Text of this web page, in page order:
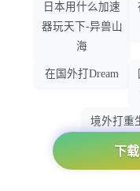
下
日本用什么加速
器玩天下-异兽山
海
在国外打Dream
境外打重
加速器